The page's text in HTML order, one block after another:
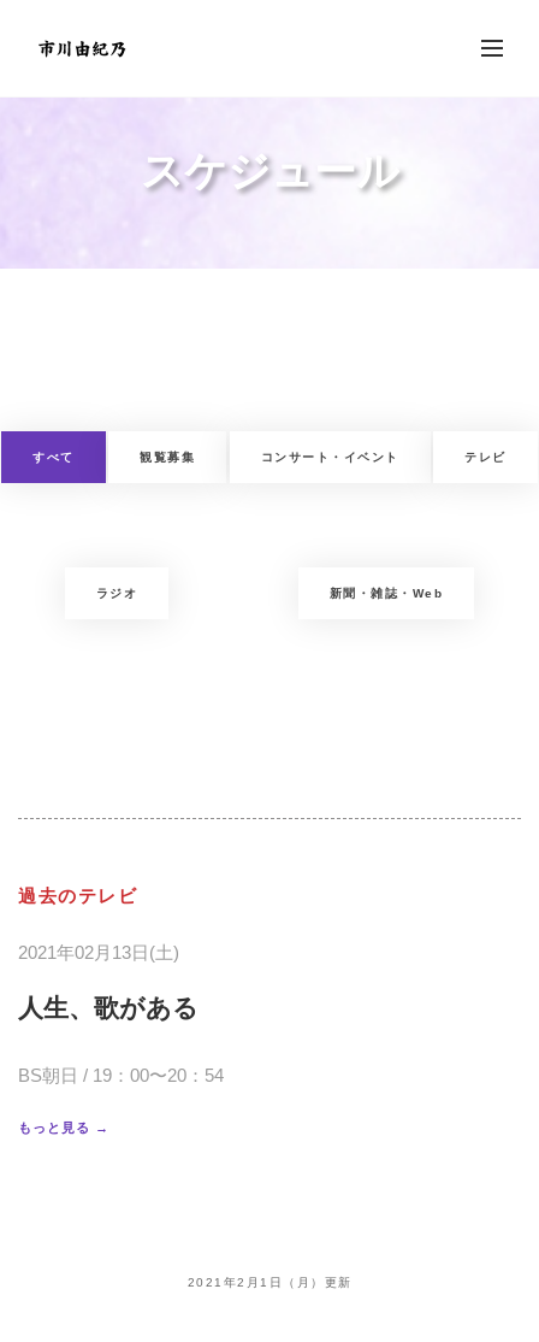
スケジュール
すべて 観覧募集 コンサート・イベント テレビ
ラジオ 新聞・雑誌・Web
過去のテレビ
2021年02月13日(土)
人生、歌がある
BS朝日 / 19：00〜20：54
もっと見る →
2021年2月1日（月）更新